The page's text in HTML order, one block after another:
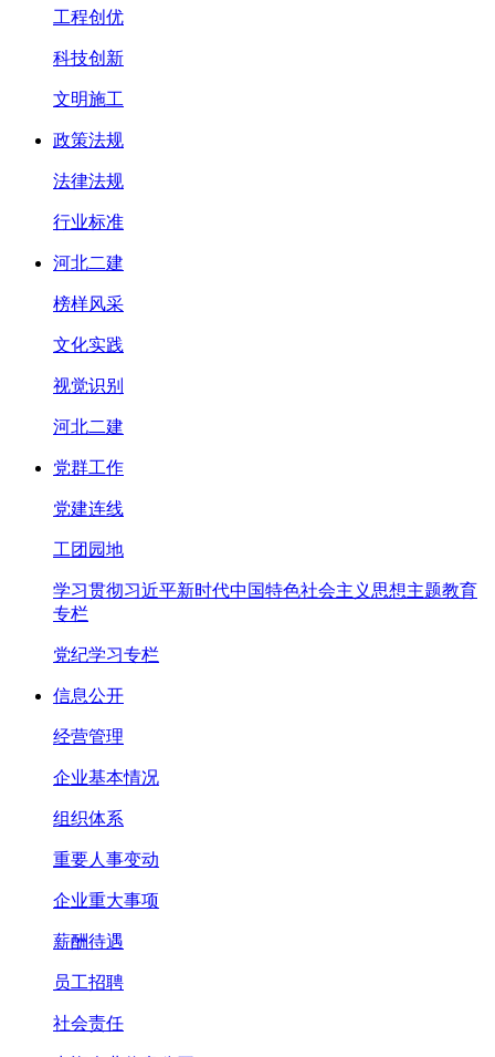
工程创优
科技创新
文明施工
政策法规
法律法规
行业标准
河北二建
榜样风采
文化实践
视觉识别
河北二建
党群工作
党建连线
工团园地
学习贯彻习近平新时代中国特色社会主义思想主题教育
专栏
党纪学习专栏
信息公开
经营管理
企业基本情况
组织体系
重要人事变动
企业重大事项
薪酬待遇
员工招聘
社会责任